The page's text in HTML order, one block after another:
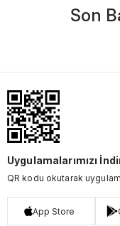
Son
Uygulamalarımızı
QR kodu okutarak
App Store